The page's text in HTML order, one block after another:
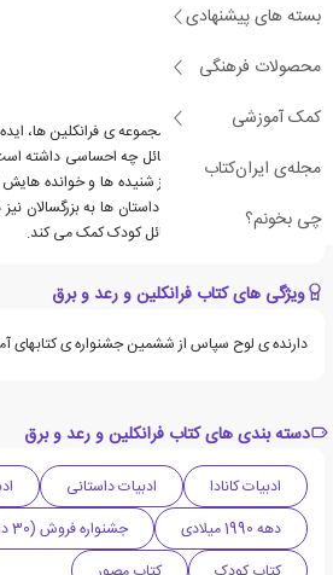
بسته های پیشنهادی
محصولات فرهنگی
کمک آموزشی
مجله‌ی ایران‌کتاب
چی بخونم؟
پولت بورژوا نویسنده ی مجموعه ی فرانکلین ها،
این که در رویارویی با مسائل چه احساسی داشته
الهام گرفته است و البته از شنیده ها و خوانده
ها نیز ایده می گیرد. این داستان ها به بزرگسالان
مناسب با نگرانی ها و مسائل کودک کمک می کند.
ویژگی های کتاب فرانکلین و رعد و برق
دارنده ی لوح سپاس از ششمین جشنواره ی کتابهای
دسته بندی های کتاب فرانکلین و رعد و برق
ادبیات کانادا ادبیات داستانی
دهه 1990 میلادی
جشنواره فروش (30 درصد تخفیف)